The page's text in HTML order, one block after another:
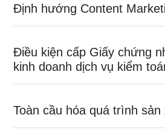
Định hướng Content
Điều kiện cấp Giấy chứng
kinh doanh dịch vụ kiểm
Toàn cầu hóa quá trình sản